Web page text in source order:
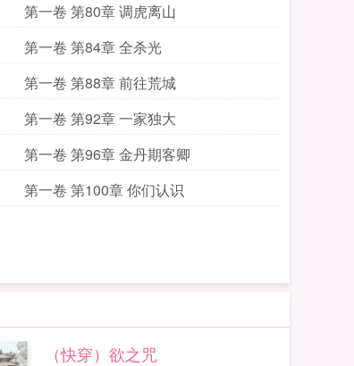
第一卷 第80章 调虎离山
第一卷 第84章 全杀光
第一卷 第88章 前往荒城
第一卷 第92章 一家独大
第一卷 第96章 金丹期客卿
第一卷 第100章 你们认识
（快穿）欲之咒